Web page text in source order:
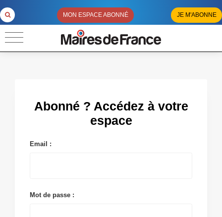
MON ESPACE ABONNÉ JE M'ABONNE
Abonné ? Accédez à votre
espace
Email :
Mot de passe :